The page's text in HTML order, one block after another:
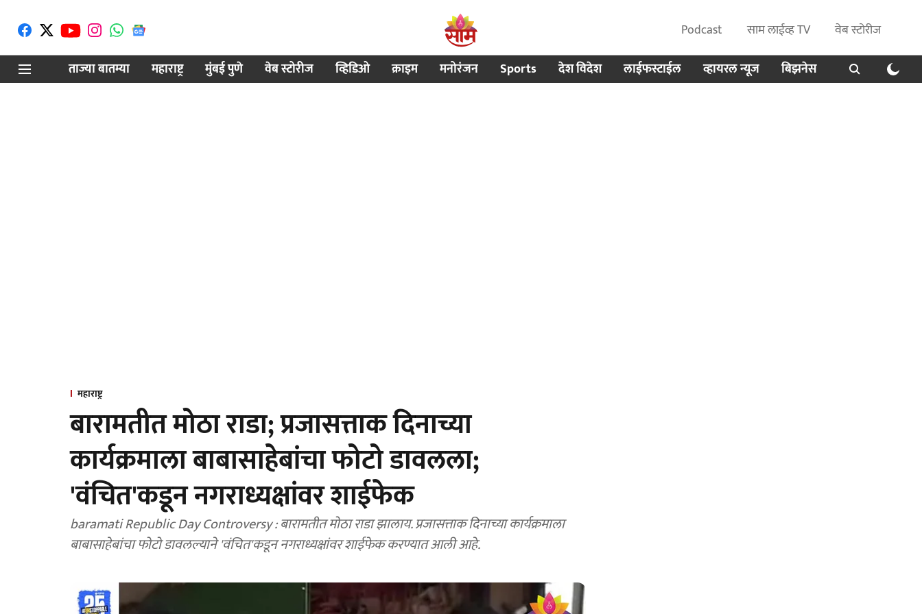
Podcast साम लाईव्ह TV
वेब स्टोरीज
ताज्या बातम्या
महाराष्ट्र मुंबई पुणे वेब स्टोरीज व्हिडिओ क्राइम मनोरंजन Sports देश विदेश लाईफस्टाईल व्हायरल न्यूज बिझनेस
महाराष्ट्र
बारामतीत मोठा राडा; प्रजासत्ताक दिनाच्या
कार्यक्रमाला बाबासाहेबांचा फोटो डावलला;
'वंचित'कडून नगराध्यक्षांवर शाईफेक
baramati Republic Day Controversy : बारामतीत मोठा राडा झालाय. प्रजासत्ताक दिनाच्या कार्यक्रमाला
बाबासाहेबांचा फोटो डावलल्याने 'वंचित'कडून नगराध्यक्षांवर शाईफेक करण्यात आली आहे.